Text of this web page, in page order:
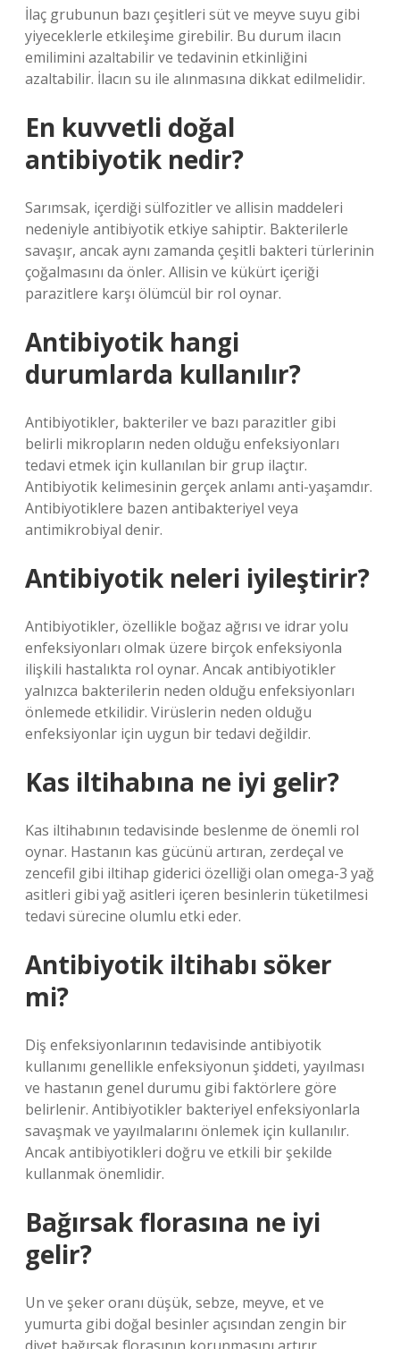
İlaç grubunun bazı çeşitleri süt ve meyve suyu gibi
yiyeceklerle etkileşime girebilir. Bu durum ilacın
emilimini azaltabilir ve tedavinin etkinliğini
azaltabilir. İlacın su ile alınmasına dikkat edilmelidir.
En kuvvetli doğal
antibiyotik nedir?
Sarımsak, içerdiği sülfozitler ve allisin maddeleri
nedeniyle antibiyotik etkiye sahiptir. Bakterilerle
savaşır, ancak aynı zamanda çeşitli bakteri türlerinin
çoğalmasını da önler. Allisin ve kükürt içeriği
parazitlere karşı ölümcül bir rol oynar.
Antibiyotik hangi
durumlarda kullanılır?
Antibiyotikler, bakteriler ve bazı parazitler gibi
belirli mikropların neden olduğu enfeksiyonları
tedavi etmek için kullanılan bir grup ilaçtır.
Antibiyotik kelimesinin gerçek anlamı anti-yaşamdır.
Antibiyotiklere bazen antibakteriyel veya
antimikrobiyal denir.
Antibiyotik neleri iyileştirir?
Antibiyotikler, özellikle boğaz ağrısı ve idrar yolu
enfeksiyonları olmak üzere birçok enfeksiyonla
ilişkili hastalıkta rol oynar. Ancak antibiyotikler
yalnızca bakterilerin neden olduğu enfeksiyonları
önlemede etkilidir. Virüslerin neden olduğu
enfeksiyonlar için uygun bir tedavi değildir.
Kas iltihabına ne iyi gelir?
Kas iltihabının tedavisinde beslenme de önemli rol
oynar. Hastanın kas gücünü artıran, zerdeçal ve
zencefil gibi iltihap giderici özelliği olan omega-3 yağ
asitleri gibi yağ asitleri içeren besinlerin tüketilmesi
tedavi sürecine olumlu etki eder.
Antibiyotik iltihabı söker
mi?
Diş enfeksiyonlarının tedavisinde antibiyotik
kullanımı genellikle enfeksiyonun şiddeti, yayılması
ve hastanın genel durumu gibi faktörlere göre
belirlenir. Antibiyotikler bakteriyel enfeksiyonlarla
savaşmak ve yayılmalarını önlemek için kullanılır.
Ancak antibiyotikleri doğru ve etkili bir şekilde
kullanmak önemlidir.
Bağırsak florasına ne iyi
gelir?
Un ve şeker oranı düşük, sebze, meyve, et ve
yumurta gibi doğal besinler açısından zengin bir